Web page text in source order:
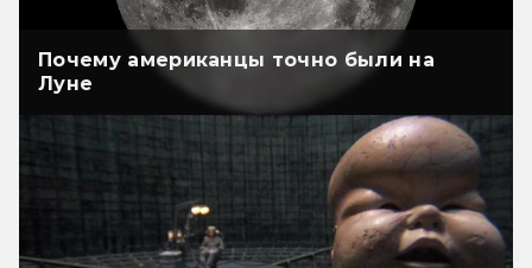
Почему американцы точно были на
Луне